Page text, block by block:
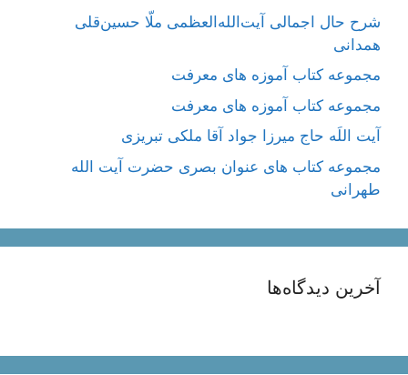
شرح حال اجمالی آیت‌الله‌العظمی ملّا حسین‌قلی
همدانی
مجموعه کتاب آموزه های معرفت
مجموعه کتاب آموزه های معرفت
آیت اللَه حاج میرزا جواد آقا ملکی تبریزی
مجموعه کتاب های عنوان بصری حضرت آیت الله
طهرانی
آخرین دیدگاه‌ها